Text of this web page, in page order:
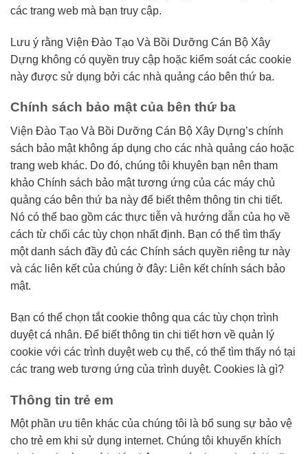
các trang web mà bạn truy cập.
Lưu ý rằng Viện Đào Tạo Và Bồi Dưỡng Cán Bộ Xây
Dựng không có quyền truy cập hoặc kiểm soát các cookie
này được sử dụng bởi các nhà quảng cáo bên thứ ba.
Chính sách bảo mật của bên thứ ba
Viện Đào Tạo Và Bồi Dưỡng Cán Bộ Xây Dựng’s chính
sách bảo mật không áp dụng cho các nhà quảng cáo hoặc
trang web khác. Do đó, chúng tôi khuyên bạn nên tham
khảo Chính sách bảo mật tương ứng của các máy chủ
quảng cáo bên thứ ba này để biết thêm thông tin chi tiết.
Nó có thể bao gồm các thực tiễn và hướng dẫn của họ về
cách từ chối các tùy chọn nhất định. Bạn có thể tìm thấy
một danh sách đầy đủ các Chính sách quyền riêng tư này
và các liên kết của chúng ở đây: Liên kết chính sách bảo
mật.
Bạn có thể chọn tắt cookie thông qua các tùy chọn trình
duyệt cá nhân. Để biết thông tin chi tiết hơn về quản lý
cookie với các trình duyệt web cụ thể, có thể tìm thấy nó tại
các trang web tương ứng của trình duyệt. Cookies là gì?
Thông tin trẻ em
Một phần ưu tiên khác của chúng tôi là bổ sung sự bảo vệ
cho trẻ em khi sử dụng internet. Chúng tôi khuyến khích